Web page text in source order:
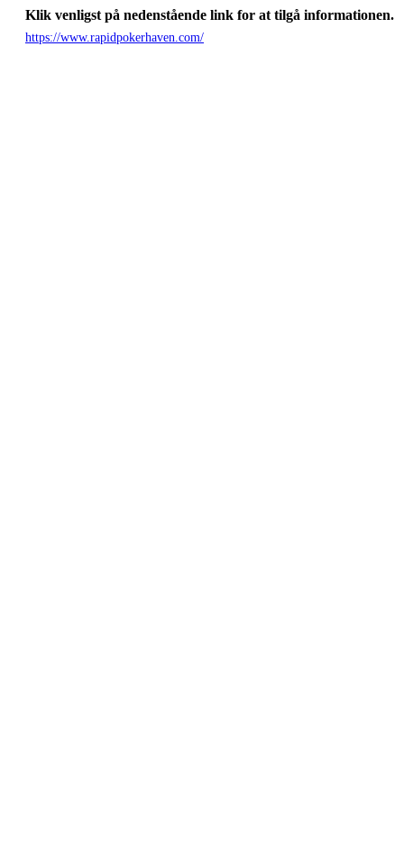
Klik venligst på nedenstående link for at tilgå informationen.
https://www.rapidpokerhaven.com/